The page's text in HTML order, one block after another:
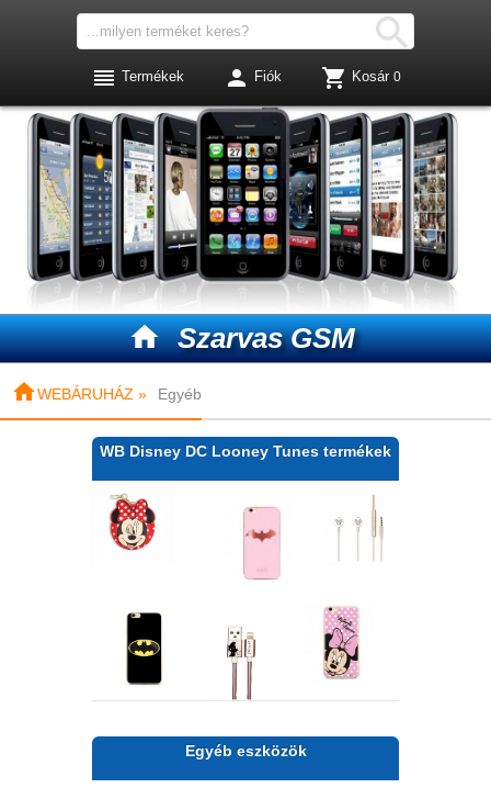
 Szarvas GSM

 Termékek  Fiók  Kosár 0
WEBÁRUHÁZ » Egyéb
WB Disney DC Looney Tunes termékek
Egyéb eszközök